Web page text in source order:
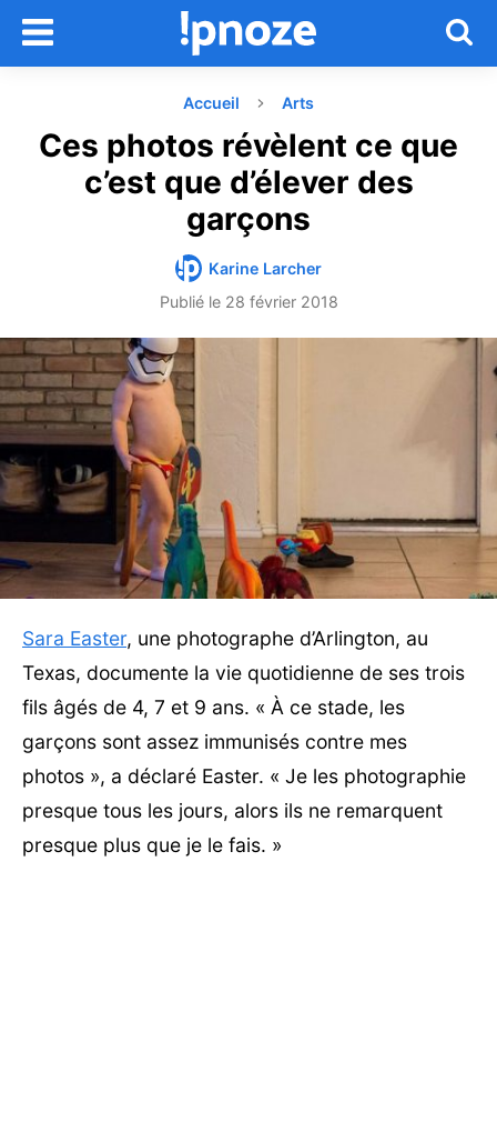
Accueil Arts
Ces photos révèlent ce que
c’est que d’élever des
garçons
Karine Larcher
Publié le 28 février 2018
Sara Easter, une photographe d’Arlington, au
Texas, documente la vie quotidienne de ses trois
fils âgés de 4, 7 et 9 ans. « À ce stade, les
garçons sont assez immunisés contre mes
photos », a déclaré Easter. « Je les photographie
presque tous les jours, alors ils ne remarquent
presque plus que je le fais. »